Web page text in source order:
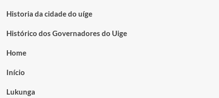
Historia da cidade do uíge
Histórico dos Governadores do Uige
Home
Início
Lukunga